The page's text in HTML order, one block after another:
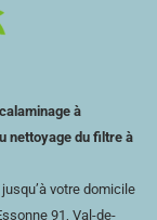
à
nettoyage du filtre à
votre domicile
91, Val-de-